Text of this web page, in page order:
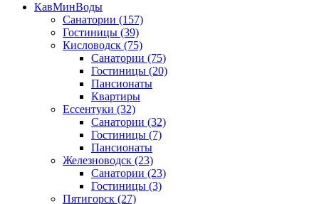
КавМинВоды
Санатории (157)
Гостиницы (39)
Кисловодск (75)
Санатории (75)
Гостиницы (20)
Пансионаты
Квартиры
Ессентуки (32)
Санатории (32)
Гостиницы (7)
Пансионаты
Железноводск (23)
Санатории (23)
Гостиницы (3)
Пятигорск (27)